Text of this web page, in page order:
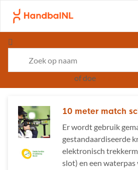
Ga naar de homepage van
ofdoe
10 meter match
Er wordt gebruik
gestandaardiseerde
elektronisch
slot) en een waterpas